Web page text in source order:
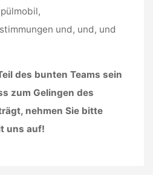
und, und, und
des bunten Teams sein
zum Gelingen des
nehmen Sie bitte
uns auf!